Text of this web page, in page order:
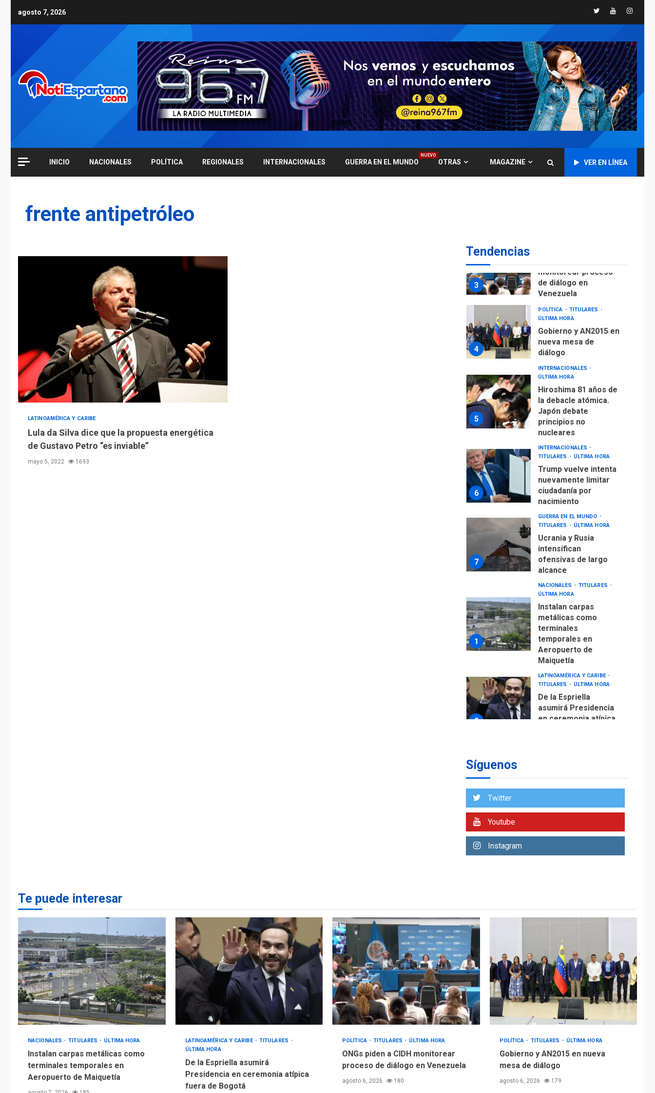
agosto 7, 2026 TwitterYoutube
INICIO NACIONALES POLÍTICA REGIONALES INTERNACIONALES GUERRA EN EL MUNDO
NUEVO
OTRAS MAGAZINE VER EN LÍNEA
frente antipetróleo
LATINOAMÉRICA Y CARIBE
Lula da Silva dice que la propuesta energética
de Gustavo Petro “es inviable”
mayo 5, 2022 1693
Tendencias
7
GUERRA EN EL MUNDO
Ucrania y Rusia
intensifican
ofensivas de largo
alcance
NACIONALES
TITULARES
ÚLTIMA HORA
Instalan carpas
metálicas como
terminales
Aeropuerto de
3
monitorear proceso
de diálogo en
Venezuela
4
POLÍTICA
TITULARES
ÚLTIMA HORA
Gobierno y AN2015 en
nueva mesa de
diálogo
5
INTERNACIONALES
ÚLTIMA HORA
Hiroshima 81 años de
la debacle atómica.
Japón debate
principios no
nucleares
6
INTERNACIONALES
TITULARES
ÚLTIMA HORA
Trump vuelve intenta
nuevamente limitar
ciudadanía por
nacimiento
7
GUERRA EN EL MUNDO
TITULARES
ÚLTIMA HORA
Ucrania y Rusia
intensifican
ofensivas de largo
alcance
1
NACIONALES
TITULARES
ÚLTIMA HORA
Instalan carpas
metálicas como
terminales
temporales en
Aeropuerto de
Maiquetía
2
LATINOAMÉRICA Y CARIBE
TITULARES
ÚLTIMA HORA
De la Espriella
asumirá Presidencia
en ceremonia atípica
3
de diálogo en
4
POLÍTICA
TITULARES
Gobierno y AN2015 en
diálogo
5
Japón debate
Síguenos
Twitter
Youtube
Instagram
Te puede interesar
NACIONALES TITULARES ÚLTIMA HORA
Instalan carpas metálicas como
terminales temporales en
Aeropuerto de Maiquetía
LATINOAMÉRICA Y CARIBE
TITULARES
ÚLTIMA HORA
De la Espriella asumirá
Presidencia en ceremonia atípica
fuera de Bogotá
POLÍTICA TITULARES ÚLTIMA HORA
ONGs piden a CIDH monitorear
proceso de diálogo en Venezuela
agosto 6, 2026 180
POLÍTICA TITULARES ÚLTIMA HORA
Gobierno y AN2015 en nueva
mesa de diálogo
agosto 6, 2026 179